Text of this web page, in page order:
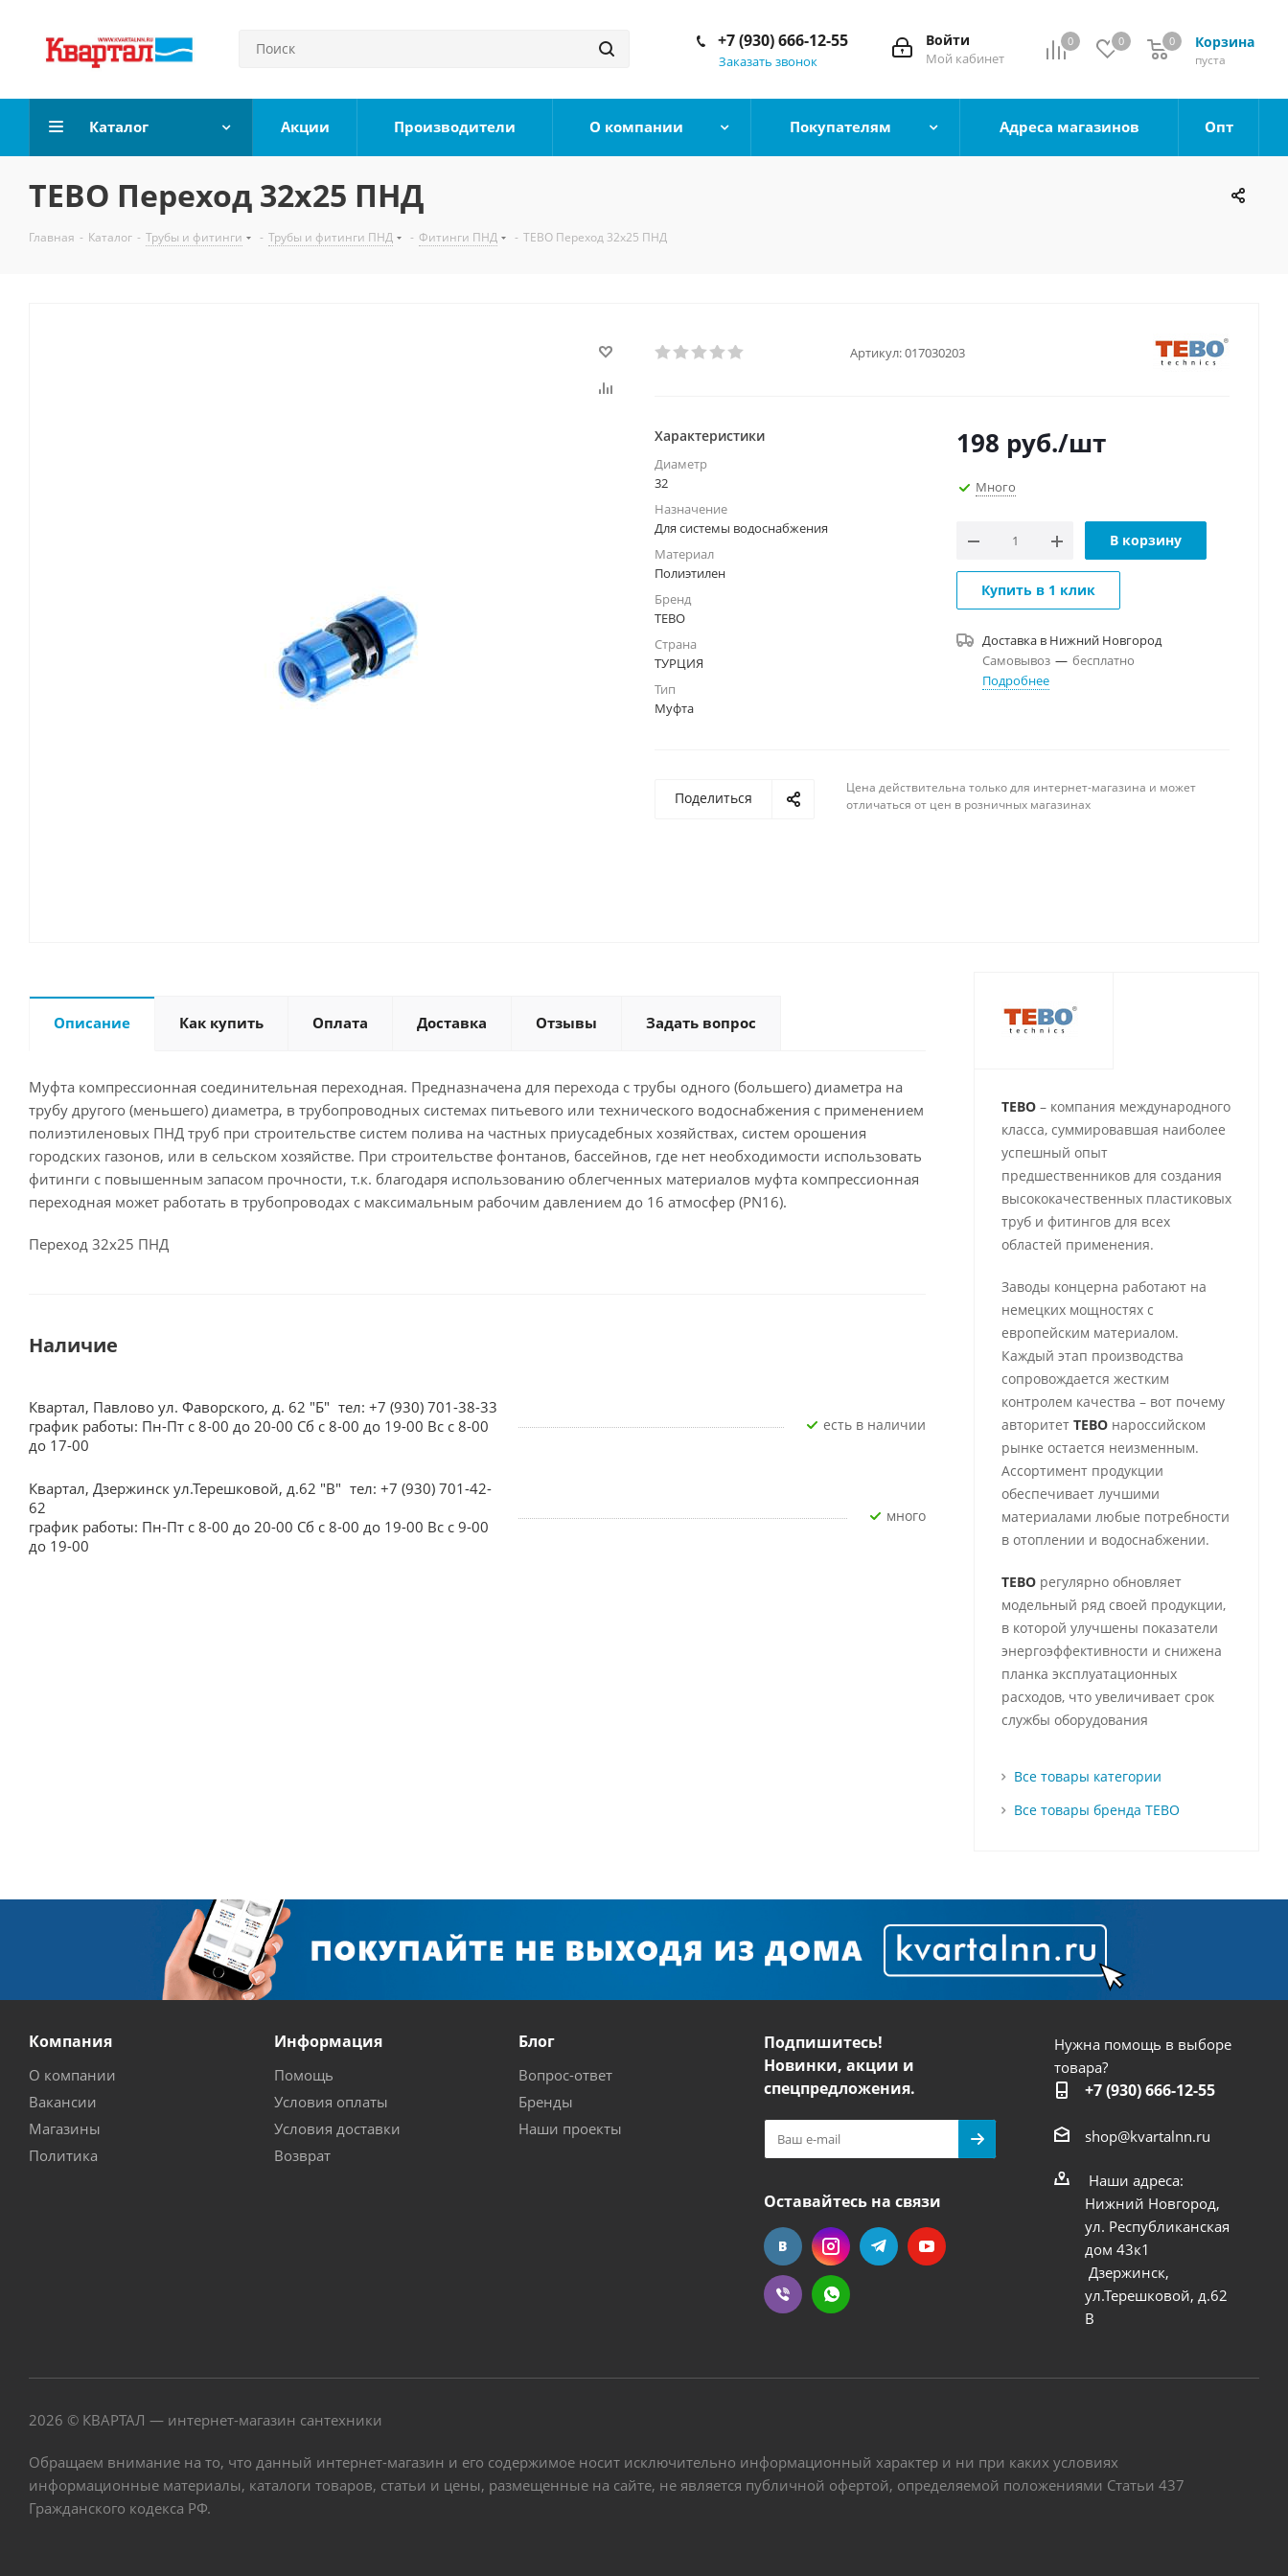
0 0 Корзина
0
пуста
0
Войти
Мой кабинет
+7 (930) 666-12-55
Заказать звонок
Каталог Акции Производители О компании Покупателям Адреса магазинов Опт
TEBO Переход 32х25 ПНД
Главная - Каталог - Трубы и фитинги - Трубы и фитинги ПНД - Фитинги ПНД - TEBO Переход 32х25 ПНД
Артикул:017030203
Характеристики
Диаметр
32
Назначение
Для системы водоснабжения
Материал
Полиэтилен
Бренд
TEBO
Страна
ТУРЦИЯ
Тип
Муфта
198 руб./шт
Много
В корзину
Купить в 1 клик
Доставка в Нижний Новгород
Самовывоз — бесплатно
Подробнее
Поделиться
Цена действительна только для интернет-магазина и может
отличаться от цен в розничных магазинах
Описание Как купить Оплата Доставка Отзывы Задать вопрос
Муфта компрессионная соединительная переходная. Предназначена для перехода с трубы одного (большего) диаметра на
трубу другого (меньшего) диаметра, в трубопроводных системах питьевого или технического водоснабжения с применением
полиэтиленовых ПНД труб при строительстве систем полива на частных приусадебных хозяйствах, систем орошения
городских газонов, или в сельском хозяйстве. При строительстве фонтанов, бассейнов, где нет необходимости использовать
фитинги с повышенным запасом прочности, т.к. благодаря использованию облегченных материалов муфта компрессионная
переходная может работать в трубопроводах с максимальным рабочим давлением до 16 атмосфер (PN16).
Переход 32х25 ПНД
Наличие
Квартал, Павлово ул. Фаворского, д. 62 "Б" тел: +7 (930) 701-38-33
график работы: Пн-Пт с 8-00 до 20-00 Сб с 8-00 до 19-00 Вс с 8-00
до 17-00
Есть в наличии
Квартал, Дзержинск ул.Терешковой, д.62 "В" тел: +7 (930) 701-42-
62
график работы: Пн-Пт с 8-00 до 20-00 Сб с 8-00 до 19-00 Вс с 9-00
до 19-00
Много
TEBO– компания международного
класса, суммировавшая наиболее
успешный опыт
предшественников для создания
высококачественных пластиковых
труб и фитингов для всех
областей применения.
Заводы концерна работают на
немецких мощностях с
европейским материалом.
Каждый этап производства
сопровождается жестким
контролем качества – вот почему
авторитет TEBO нароссийском
рынке остается неизменным.
Ассортимент продукции
обеспечивает лучшими
материалами любые потребности
в отоплении и водоснабжении.
TEBOрегулярно обновляет
модельный ряд своей продукции,
в которой улучшены показатели
энергоэффективности и снижена
планка эксплуатационных
расходов, что увеличивает срок
службы оборудования
Все товары категории
Все товары бренда TEBO
Компания
О компании
Вакансии
Магазины
Политика
Информация
Помощь
Условия оплаты
Условия доставки
Возврат
Блог
Вопрос-ответ
Бренды
Наши проекты
Подпишитесь!
Новинки, акции и
спецпредложения.
Оставайтесь на связи
Нужна помощь в выборе
товара?
+7 (930) 666-12-55
shop@kvartalnn.ru
Наши адреса:
Нижний Новгород,
ул. Республиканская
дом 43к1
Дзержинск,
ул.Терешковой, д.62
В
2026 © КВАРТАЛ — интернет-магазин сантехники
Обращаем внимание на то, что данный интернет-магазин и его содержимое носит исключительно информационный характер и ни при каких условиях
информационные материалы, каталоги товаров, статьи и цены, размещенные на сайте, не является публичной офертой, определяемой положениями Статьи 437
Гражданского кодекса РФ.